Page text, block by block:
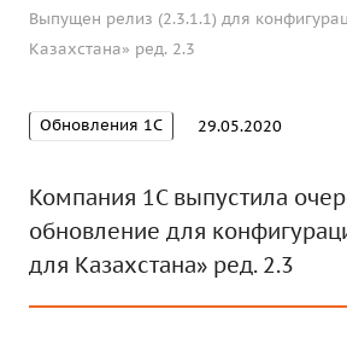
Выпущен релиз (2.3.1.1) для
Казахстана» ред. 2.3
Обновления 1С 29.05.2020
Компания 1С выпустила
обновление для
для Казахстана» ред. 2.3